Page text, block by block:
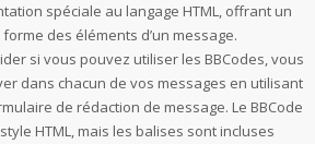
spéciale au langage HTML, offrant un
des éléments d’un message.
si vous pouvez utiliser les BBCodes, vous
dans chacun de vos messages en utilisant
de rédaction de message. Le BBCode
HTML, mais les balises sont incluses